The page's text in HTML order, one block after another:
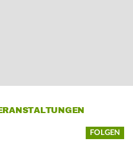
FOLGEN